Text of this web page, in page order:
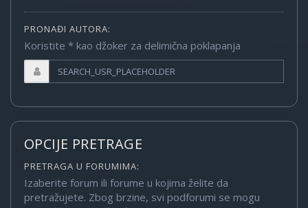
PRONAĐI AUTORA:
Koristite * kao džoker za delimična poklapanja
OPCIJE PRETRAGE
PRETRAGA U FORUMIMA:
Izaberite forum ili forume u kojima želite da
pretražujete. Zbog brzine, svi podforumi se mogu